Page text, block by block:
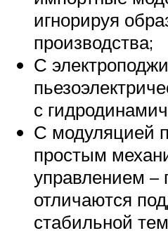
игнорируя
производства;
С
с
С модуляцией
простым
управлением –
отличаются
стабильной